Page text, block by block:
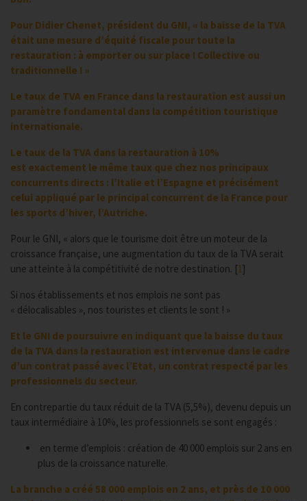
Pour Didier Chenet, président du GNI, « la baisse de la TVA
était une mesure d’équité fiscale pour toute la
restauration : à emporter ou sur place ! Collective ou
traditionnelle ! »
Le taux de TVA en France dans la restauration est aussi un
paramètre fondamental dans la compétition touristique
internationale.
Le taux de la TVA dans la restauration à 10%
est exactement le même taux que chez nos principaux
concurrents directs : l’Italie et l’Espagne et précisément
celui appliqué par le principal concurrent de la France pour
les sports d’hiver, l’Autriche.
Pour le GNI, « alors que le tourisme doit être un moteur de la
croissance française, une augmentation du taux de la TVA serait
une atteinte à la compétitivité de notre destination. [1]
Si nos établissements et nos emplois ne sont pas
« délocalisables », nos touristes et clients le sont ! »
Et le GNI de poursuivre en indiquant que la baisse du taux
de la TVA dans la restauration est intervenue dans le cadre
d’un contrat passé avec l’Etat, un contrat respecté par les
professionnels du secteur.
En contrepartie du taux réduit de la TVA (5,5%), devenu depuis un
taux intermédiaire à 10%, les professionnels se sont engagés :
en terme d’emplois : création de 40 000 emplois sur 2 ans en
plus de la croissance naturelle.
La branche a créé 58 000 emplois en 2 ans, et près de 10 000